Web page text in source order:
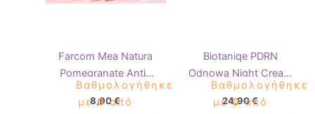
Farcom Mea Natura
Pomegranate Anti-
Ageing Anti-Wrinkle
Face Cream 24H
Βαθμολογήθηκε
με0από
8,90€
Biotaniqe PDRN
Odnowa Night Cream
50ml
Βαθμολογήθηκε
με0από
24,90€